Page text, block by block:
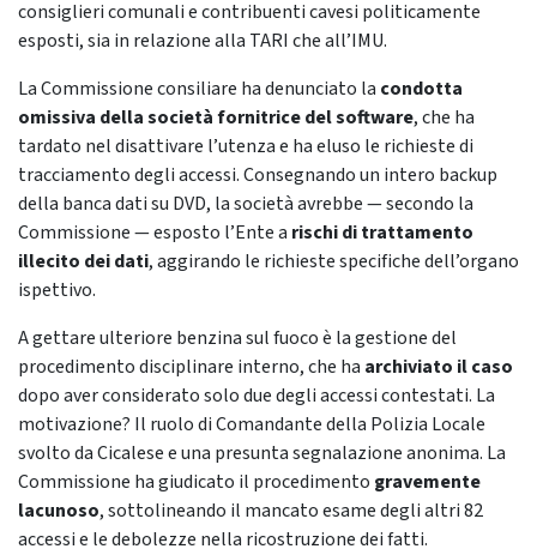
consiglieri comunali e contribuenti cavesi politicamente
esposti, sia in relazione alla TARI che all’IMU.
La Commissione consiliare ha denunciato la condotta
omissiva della società fornitrice del software, che ha
tardato nel disattivare l’utenza e ha eluso le richieste di
tracciamento degli accessi. Consegnando un intero backup
della banca dati su DVD, la società avrebbe — secondo la
Commissione — esposto l’Ente a rischi di trattamento
illecito dei dati, aggirando le richieste specifiche dell’organo
ispettivo.
A gettare ulteriore benzina sul fuoco è la gestione del
procedimento disciplinare interno, che ha archiviato il caso
dopo aver considerato solo due degli accessi contestati. La
motivazione? Il ruolo di Comandante della Polizia Locale
svolto da Cicalese e una presunta segnalazione anonima. La
Commissione ha giudicato il procedimento gravemente
lacunoso, sottolineando il mancato esame degli altri 82
accessi e le debolezze nella ricostruzione dei fatti.